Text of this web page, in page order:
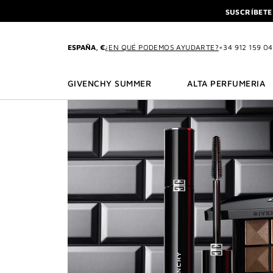
L'INTERDIT ELIXIR:
ESPAÑA, €¿EN QUÉ PODEMOS AYUDARTE?+34 912 159
GIVENCHY SUMMER ALTA PERFUMERIA